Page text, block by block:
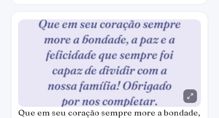
Que em seu coração sempre more a bondade,